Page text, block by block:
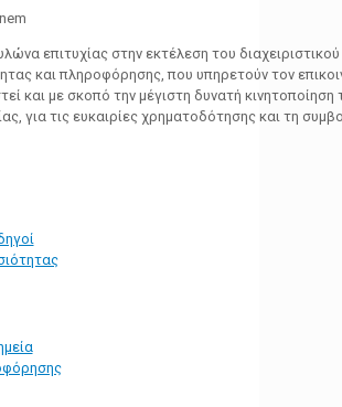
επιτυχίας στην εκτέλεση του
και πληροφόρησης, που υπηρετούν τον
και με σκοπό την μέγιστη δυνατή
για τις ευκαιρίες χρηματοδότησης και τη